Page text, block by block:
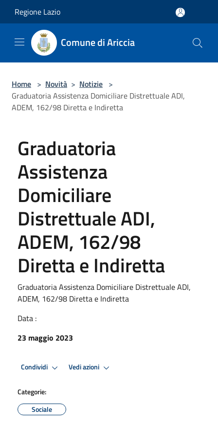
Regione Lazio
Comune di Ariccia
Home > Novità > Notizie >
Graduatoria Assistenza Domiciliare Distrettuale ADI,
ADEM, 162/98 Diretta e Indiretta
Graduatoria
Assistenza
Domiciliare
Distrettuale ADI,
ADEM, 162/98
Diretta e Indiretta
Graduatoria Assistenza Domiciliare Distrettuale ADI,
ADEM, 162/98 Diretta e Indiretta
Data :
23 maggio 2023
Condividi Vedi azioni
Categorie:
Sociale